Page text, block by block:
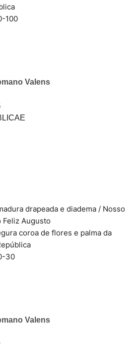
100
drapeada e diadema / Nosso
Feliz Augusto
coroa de flores e palma da
30